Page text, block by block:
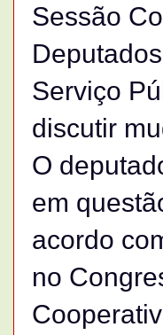
Sessão
Serviço
discutir
O
em
acordo
no